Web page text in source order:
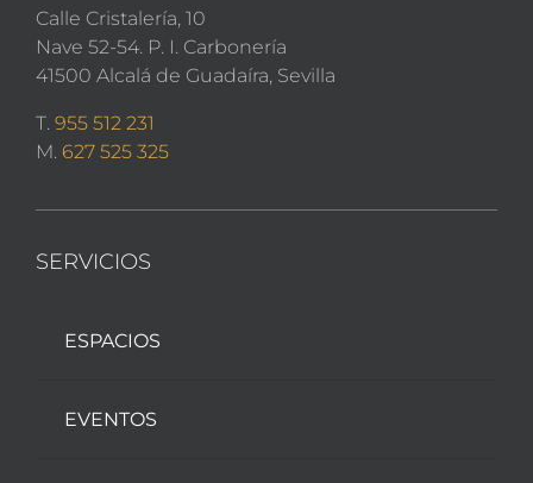
Calle Cristalería, 10
Nave 52-54. P. I. Carbonería
41500 Alcalá de Guadaíra, Sevilla
T. 955 512 231
M. 627 525 325
SERVICIOS
ESPACIOS
EVENTOS